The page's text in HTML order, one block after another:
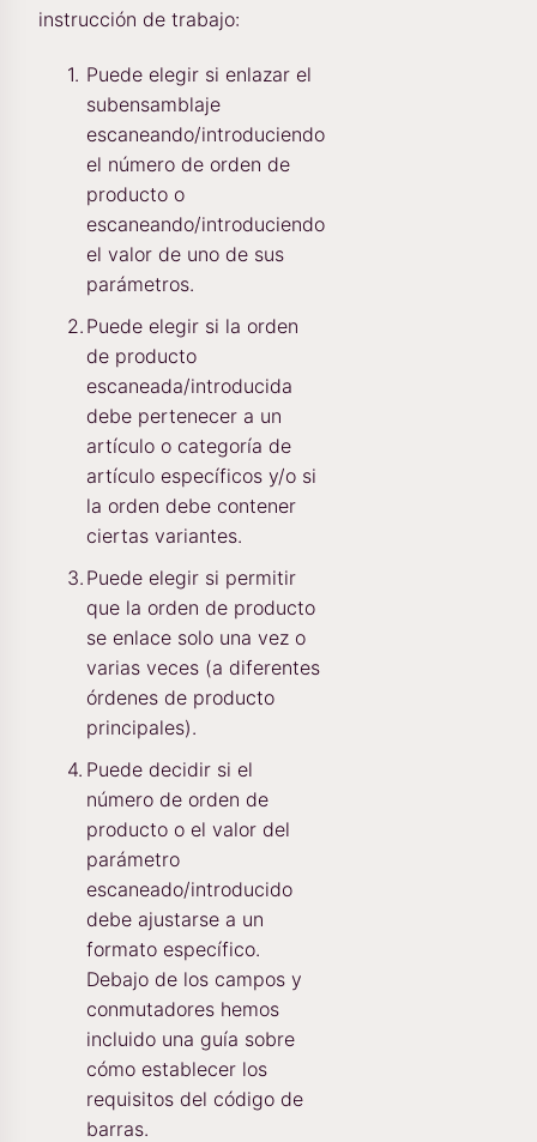
instrucción de trabajo:
Puede elegir si enlazar el
subensamblaje
escaneando/introduciendo
el número de orden de
producto o
escaneando/introduciendo
el valor de uno de sus
parámetros.
Puede elegir si la orden
de producto
escaneada/introducida
debe pertenecer a un
artículo o categoría de
artículo específicos y/o si
la orden debe contener
ciertas variantes.
Puede elegir si permitir
que la orden de producto
se enlace solo una vez o
varias veces (a diferentes
órdenes de producto
principales).
Puede decidir si el
número de orden de
producto o el valor del
parámetro
escaneado/introducido
debe ajustarse a un
formato específico.
Debajo de los campos y
conmutadores hemos
incluido una guía sobre
cómo establecer los
requisitos del código de
barras.